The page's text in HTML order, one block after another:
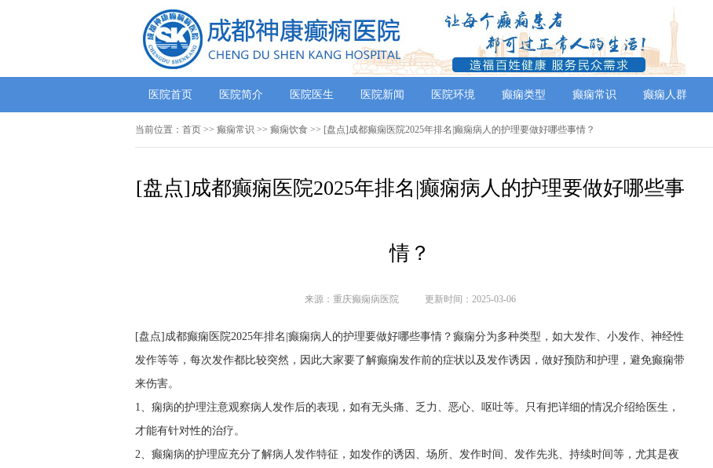
医院首页 医院简介 医院医生 医院新闻 医院环境 癫痫类型 癫痫常识 癫痫人群
当前位置： 首页 >> 癫痫常识 >> 癫痫饮食 >> [盘点]成都癫痫医院2025年排名|癫痫病人的护理要做好哪些事情？
[盘点]成都癫痫医院2025年排名|癫痫病人的护理要做好哪些事
情？
来源：重庆癫痫病医院 更新时间：2025-03-06
[盘点]成都癫痫医院2025年排名|癫痫病人的护理要做好哪些事情？癫痫分为多种类型，如大发作、小发作、神经性
发作等等，每次发作都比较突然，因此大家要了解癫痫发作前的症状以及发作诱因，做好预防和护理，避免癫痫带
来伤害。
1、痫病的护理注意观察病人发作后的表现，如有无头痛、乏力、恶心、呕吐等。只有把详细的情况介绍给医生，
才能有针对性的治疗。
2、癫痫病的护理应充分了解病人发作特征，如发作的诱因、场所、发作时间、发作先兆、持续时间等，尤其是夜